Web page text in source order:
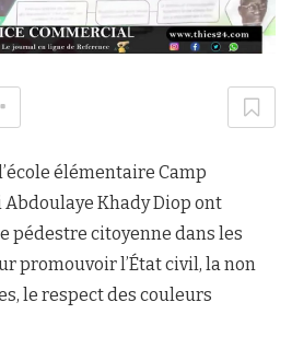
élémentaire Camp
Khady Diop ont
pédestre citoyenne dans les
promouvoir l’État civil, la non
le respect des couleurs